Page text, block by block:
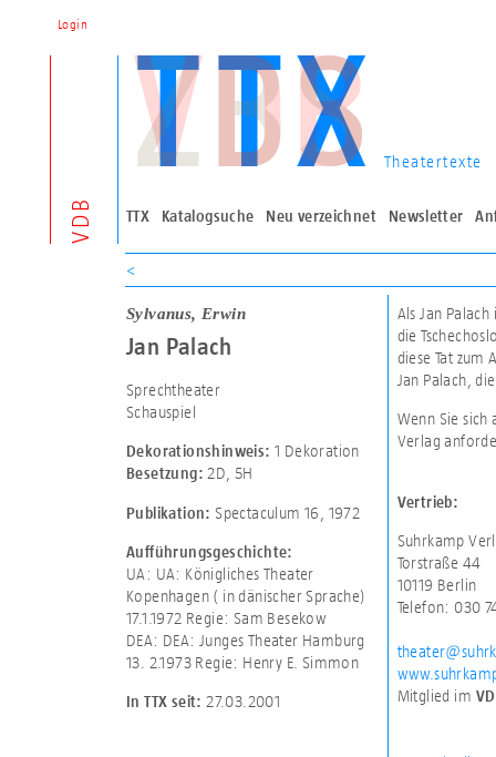
VDB
Theatertexte
TTX Katalogsuche Neu verzeichnet Newsletter
Login
<
Sylvanus, Erwin
Jan Palach
Sprechtheater
Schauspiel
Dekorationshinweis: 1 Dekoration
Besetzung: 2D 5H
Publikation: Spectaculum 16, 1972
Aufführungsgeschichte:
UA: UA: Königliches Theater
Kopenhagen ( in dänischer Sprache)
17.1.1972 Regie: Sam Besekow
DEA: DEA: Junges Theater Hamburg
13. 2.1973 Regie: Henry E. Simmon
In TTX seit: 27.03.2001
Als Jan
die
diese Tat zum
Jan Palach,
Wenn Sie sich
Verlag
Vertrieb:
Suhrkamp
Torstraße 44
10119 Berlin
Telefon: 030
Mitglied im